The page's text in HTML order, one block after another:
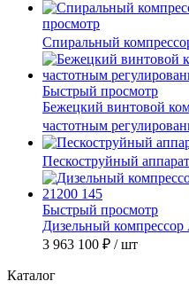
просмотр
Спиральный
Быстрый просмотр
Бежецкий винтовой
частотным
Пескоструйный
Быстрый просмотр
Дизельный
3 963 100 ₽ / шт
Каталог